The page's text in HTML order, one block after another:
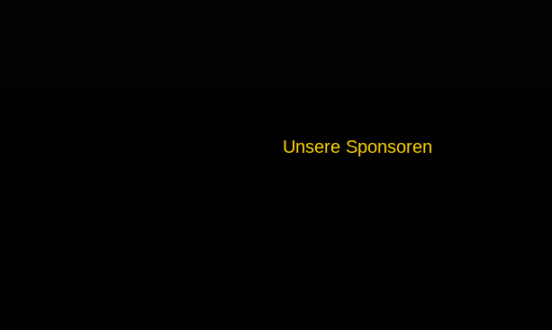
Unsere Sponsoren